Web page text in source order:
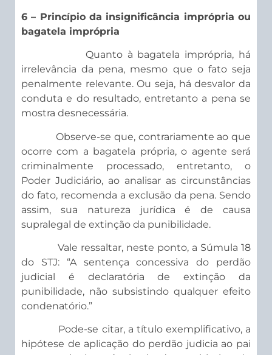
6 – Princípio da insignificância imprópria ou
bagatela imprópria
Quanto à bagatela imprópria, há
irrelevância da pena, mesmo que o fato seja
penalmente relevante. Ou seja, há desvalor da
conduta e do resultado, entretanto a pena se
mostra desnecessária.
Observe-se que, contrariamente ao que
ocorre com a bagatela própria, o agente será
criminalmente processado, entretanto, o
Poder Judiciário, ao analisar as circunstâncias
do fato, recomenda a exclusão da pena. Sendo
assim, sua natureza jurídica é de causa
supralegal de extinção da punibilidade.
Vale ressaltar, neste ponto, a Súmula 18
do STJ: “A sentença concessiva do perdão
judicial é declaratória de extinção da
punibilidade, não subsistindo qualquer efeito
condenatório.”
Pode-se citar, a título exemplificativo, a
hipótese de aplicação do perdão judicia ao pai